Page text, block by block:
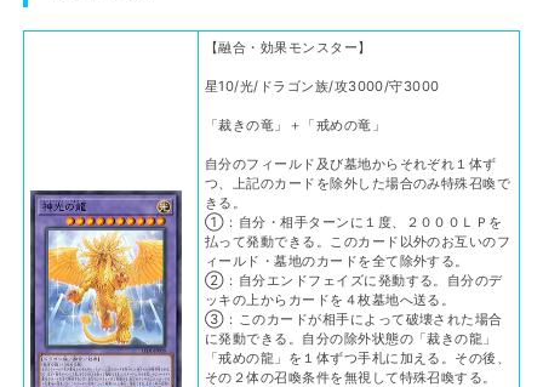
【融合・効果モンスター】
星10/光/ドラゴン族/攻3000/守3000
「裁きの竜」＋「戒めの竜」
自分のフィールド及び墓地からそれぞれ１体ず
つ、上記のカードを除外した場合のみ特殊召喚で
きる。
①：自分・相手ターンに１度、２０００ＬＰを
払って発動できる。このカード以外のお互いのフ
ィールド・墓地のカードを全て除外する。
②：自分エンドフェイズに発動する。自分のデ
ッキの上からカードを４枚墓地へ送る。
③：このカードが相手によって破壊された場合
に発動できる。自分の除外状態の「裁きの龍」
「戒めの龍」を１体ずつ手札に加える。その後、
その２体の召喚条件を無視して特殊召喚する。